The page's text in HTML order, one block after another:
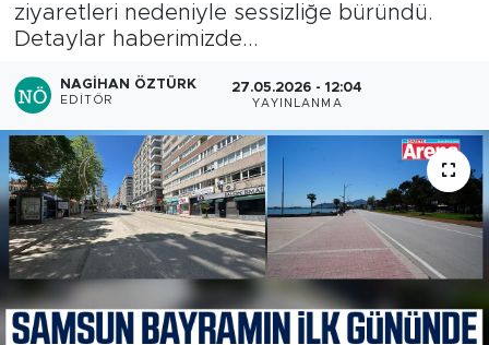
ziyaretleri nedeniyle sessizliğe büründü.
Detaylar haberimizde...
NAGIHAN ÖZTÜRK
EDITÖR
27.05.2026 - 12:04
YAYINLANMA
Haber Arşivi